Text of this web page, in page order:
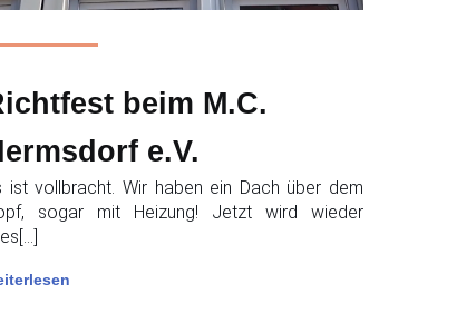
beim M.C.
e.V.
ist vollbracht. Wir haben ein Dach über dem
sogar mit Heizung! Jetzt wird wieder